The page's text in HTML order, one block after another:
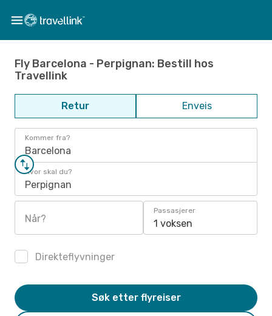
Fly Barcelona - Perpignan: Bestill hos
Travellink
Retur Enveis
Kommer fra?
Barcelona
Hvor skal du?
Perpignan
Når?
Passasjerer
1 voksen
Direkteflyvninger
Søk etter flyreiser